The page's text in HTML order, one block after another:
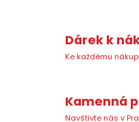
Dárek k
Ke každému
Kamenná
Navštivte nás v